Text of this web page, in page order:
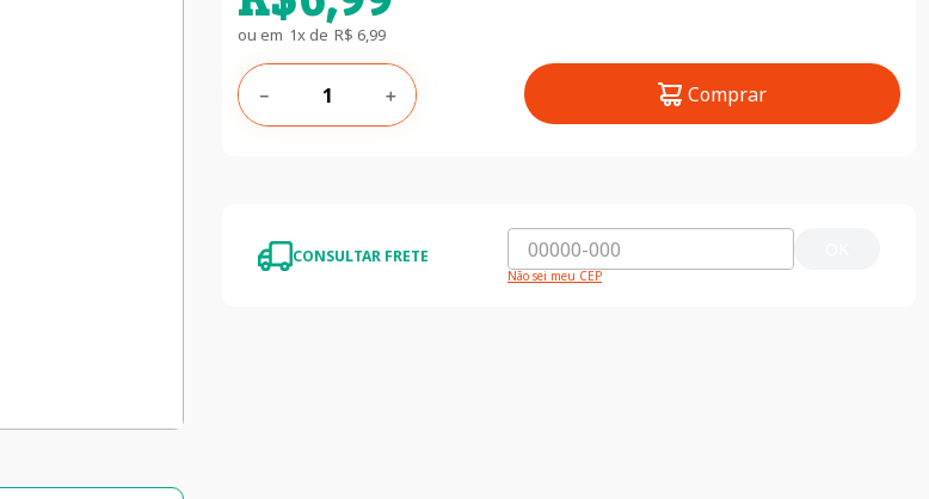
ou em 1x de R$ 6,99
＋
－ Comprar
CONSULTAR FRETE
Não sei meu CEP